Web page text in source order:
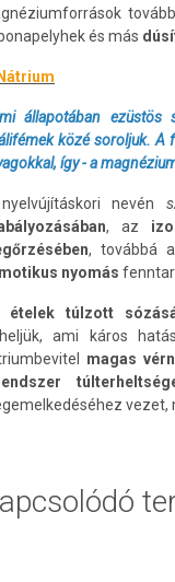
és más
állapotában
közé soroljuk. A
így - a
nevén
, az
, továbbá a
nyomás
ételek túlzott
ami káros
magas
vezet,